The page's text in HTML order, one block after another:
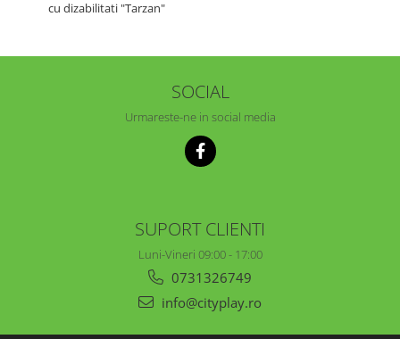
cu dizabilitati "Tarzan"
SOCIAL
Urmareste-ne in social media
SUPORT CLIENTI
Luni-Vineri 09:00 - 17:00
0731326749
info@cityplay.ro